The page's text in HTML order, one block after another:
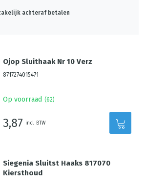
achteraf betalen
Ojop Sluithaak Nr 10 Verz
8717274015471
Op voorraad (62)
3,87 incl. BTW
Siegenia Sluitst Haaks 817070
Kiersthoud